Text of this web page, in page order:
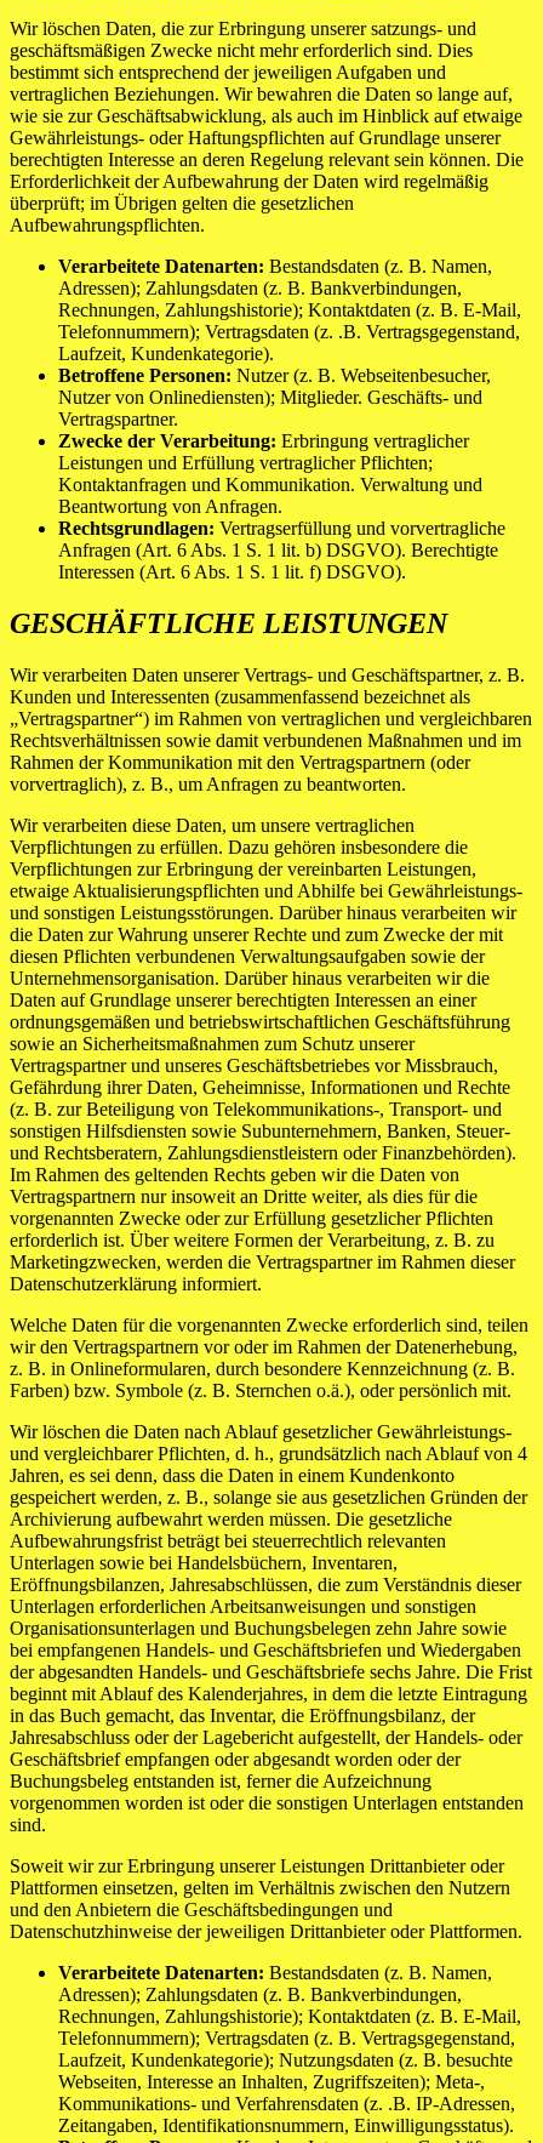
Wir löschen Daten, die zur Erbringung unserer satzungs- und
geschäftsmäßigen Zwecke nicht mehr erforderlich sind. Dies
bestimmt sich entsprechend der jeweiligen Aufgaben und
vertraglichen Beziehungen. Wir bewahren die Daten so lange auf,
wie sie zur Geschäftsabwicklung, als auch im Hinblick auf etwaige
Gewährleistungs- oder Haftungspflichten auf Grundlage unserer
berechtigten Interesse an deren Regelung relevant sein können. Die
Erforderlichkeit der Aufbewahrung der Daten wird regelmäßig
überprüft; im Übrigen gelten die gesetzlichen
Aufbewahrungspflichten.
Verarbeitete Datenarten: Bestandsdaten (z. B. Namen,
Adressen); Zahlungsdaten (z. B. Bankverbindungen,
Rechnungen, Zahlungshistorie); Kontaktdaten (z. B. E-Mail,
Telefonnummern); Vertragsdaten (z. .B. Vertragsgegenstand,
Laufzeit, Kundenkategorie).
Betroffene Personen: Nutzer (z. B. Webseitenbesucher,
Nutzer von Onlinediensten); Mitglieder. Geschäfts- und
Vertragspartner.
Zwecke der Verarbeitung: Erbringung vertraglicher
Leistungen und Erfüllung vertraglicher Pflichten;
Kontaktanfragen und Kommunikation. Verwaltung und
Beantwortung von Anfragen.
Rechtsgrundlagen: Vertragserfüllung und vorvertragliche
Anfragen (Art. 6 Abs. 1 S. 1 lit. b) DSGVO). Berechtigte
Interessen (Art. 6 Abs. 1 S. 1 lit. f) DSGVO).
GESCHÄFTLICHE LEISTUNGEN
Wir verarbeiten Daten unserer Vertrags- und Geschäftspartner, z. B.
Kunden und Interessenten (zusammenfassend bezeichnet als
„Vertragspartner“) im Rahmen von vertraglichen und vergleichbaren
Rechtsverhältnissen sowie damit verbundenen Maßnahmen und im
Rahmen der Kommunikation mit den Vertragspartnern (oder
vorvertraglich), z. B., um Anfragen zu beantworten.
Wir verarbeiten diese Daten, um unsere vertraglichen
Verpflichtungen zu erfüllen. Dazu gehören insbesondere die
Verpflichtungen zur Erbringung der vereinbarten Leistungen,
etwaige Aktualisierungspflichten und Abhilfe bei Gewährleistungs-
und sonstigen Leistungsstörungen. Darüber hinaus verarbeiten wir
die Daten zur Wahrung unserer Rechte und zum Zwecke der mit
diesen Pflichten verbundenen Verwaltungsaufgaben sowie der
Unternehmensorganisation. Darüber hinaus verarbeiten wir die
Daten auf Grundlage unserer berechtigten Interessen an einer
ordnungsgemäßen und betriebswirtschaftlichen Geschäftsführung
sowie an Sicherheitsmaßnahmen zum Schutz unserer
Vertragspartner und unseres Geschäftsbetriebes vor Missbrauch,
Gefährdung ihrer Daten, Geheimnisse, Informationen und Rechte
(z. B. zur Beteiligung von Telekommunikations-, Transport- und
sonstigen Hilfsdiensten sowie Subunternehmern, Banken, Steuer-
und Rechtsberatern, Zahlungsdienstleistern oder Finanzbehörden).
Im Rahmen des geltenden Rechts geben wir die Daten von
Vertragspartnern nur insoweit an Dritte weiter, als dies für die
vorgenannten Zwecke oder zur Erfüllung gesetzlicher Pflichten
erforderlich ist. Über weitere Formen der Verarbeitung, z. B. zu
Marketingzwecken, werden die Vertragspartner im Rahmen dieser
Datenschutzerklärung informiert.
Welche Daten für die vorgenannten Zwecke erforderlich sind, teilen
wir den Vertragspartnern vor oder im Rahmen der Datenerhebung,
z. B. in Onlineformularen, durch besondere Kennzeichnung (z. B.
Farben) bzw. Symbole (z. B. Sternchen o.ä.), oder persönlich mit.
Wir löschen die Daten nach Ablauf gesetzlicher Gewährleistungs-
und vergleichbarer Pflichten, d. h., grundsätzlich nach Ablauf von 4
Jahren, es sei denn, dass die Daten in einem Kundenkonto
gespeichert werden, z. B., solange sie aus gesetzlichen Gründen der
Archivierung aufbewahrt werden müssen. Die gesetzliche
Aufbewahrungsfrist beträgt bei steuerrechtlich relevanten
Unterlagen sowie bei Handelsbüchern, Inventaren,
Eröffnungsbilanzen, Jahresabschlüssen, die zum Verständnis dieser
Unterlagen erforderlichen Arbeitsanweisungen und sonstigen
Organisationsunterlagen und Buchungsbelegen zehn Jahre sowie
bei empfangenen Handels- und Geschäftsbriefen und Wiedergaben
der abgesandten Handels- und Geschäftsbriefe sechs Jahre. Die Frist
beginnt mit Ablauf des Kalenderjahres, in dem die letzte Eintragung
in das Buch gemacht, das Inventar, die Eröffnungsbilanz, der
Jahresabschluss oder der Lagebericht aufgestellt, der Handels- oder
Geschäftsbrief empfangen oder abgesandt worden oder der
Buchungsbeleg entstanden ist, ferner die Aufzeichnung
vorgenommen worden ist oder die sonstigen Unterlagen entstanden
sind.
Soweit wir zur Erbringung unserer Leistungen Drittanbieter oder
Plattformen einsetzen, gelten im Verhältnis zwischen den Nutzern
und den Anbietern die Geschäftsbedingungen und
Datenschutzhinweise der jeweiligen Drittanbieter oder Plattformen.
Verarbeitete Datenarten: Bestandsdaten (z. B. Namen,
Adressen); Zahlungsdaten (z. B. Bankverbindungen,
Rechnungen, Zahlungshistorie); Kontaktdaten (z. B. E-Mail,
Telefonnummern); Vertragsdaten (z. B. Vertragsgegenstand,
Laufzeit, Kundenkategorie); Nutzungsdaten (z. B. besuchte
Webseiten, Interesse an Inhalten, Zugriffszeiten); Meta-,
Kommunikations- und Verfahrensdaten (z. .B. IP-Adressen,
Zeitangaben, Identifikationsnummern, Einwilligungsstatus).